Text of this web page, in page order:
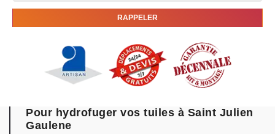
Pour hydrofuger vos tuiles à Saint Julien
Gaulene